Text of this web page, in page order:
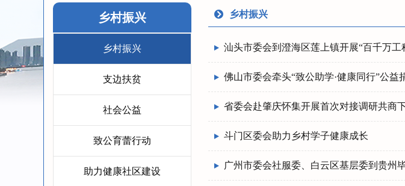
乡村振兴
乡村振兴
支边扶贫
社会公益
致公育蕾行动
助力健康社区建设
乡村振兴
汕头市委会到澄海区莲上镇开展“百千万工
佛山市委会牵头“致公助学·健康同行”公益
省委会赴肇庆怀集开展首次对接调研共商
斗门区委会助力乡村学子健康成长
广州市委会社服委、白云区基层委到贵州